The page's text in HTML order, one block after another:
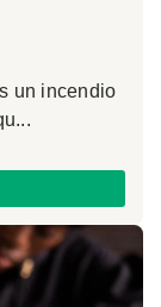
un incendio